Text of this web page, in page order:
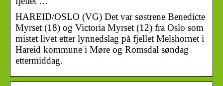
HAREID/OSLO (VG) Det var søstrene Benedicte
Myrset (18) og Victoria Myrset (12) fra Oslo som
mistet livet etter lynnedslag på fjellet Melshornet i
Hareid kommune i Møre og Romsdal søndag
ettermiddag.